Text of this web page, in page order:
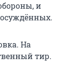
и
На
тир.